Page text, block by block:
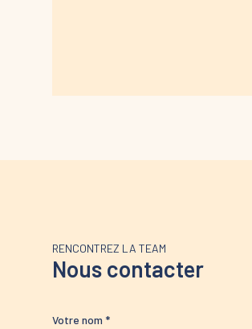
Nous contacter
RENCONTREZ LA TEAM
Votre nom *